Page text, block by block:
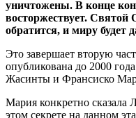
уничтожены. В конце
восторжествует. Святой
обратится, и миру будет
Это завершает вторую
опубликована до 2000
Жасинты и Франсиско
Мария конкретно сказала
этом секрете на данном